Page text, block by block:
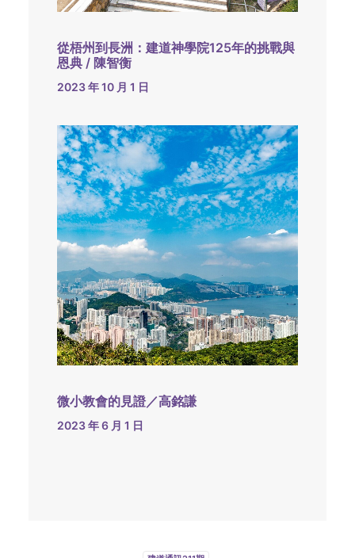
從梧州到長洲：建道神學院125年的挑戰與
恩典 / 陳智衡
2023 年 10 月 1 日
微小教會的見證／高銘謙
2023 年 6 月 1 日